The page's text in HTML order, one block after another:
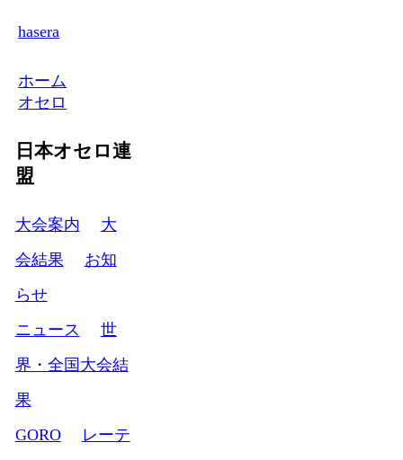
hasera
ホーム
オセロ
日本オセロ連
盟
大会案内
大
会結果
お知
らせ
ニュース
世
界・全国大会結
果
GORO
レーテ